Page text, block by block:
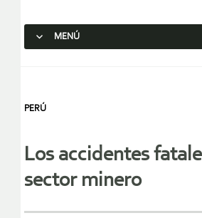
MENÚ
PERÚ
Los accidentes
sector minero